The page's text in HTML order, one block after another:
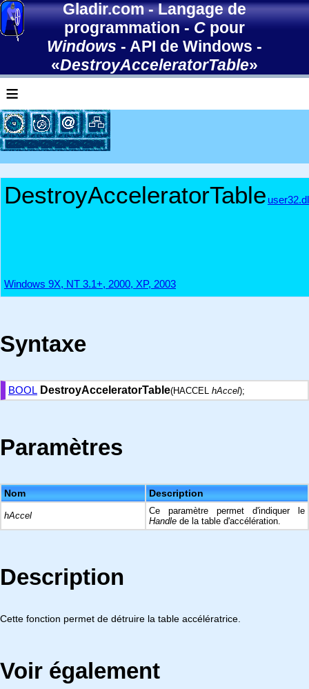
Gladir.com-Langage de
programmation-Cpour
Windows - API de Windows -
«DestroyAcceleratorTable»
≡
DestroyAcceleratorTable
Windows 9X, NT 3.1+, 2000, XP, 2003
Syntaxe
BOOL DestroyAcceleratorTable(HACCEL hAccel);
Paramètres
Nom Description
hAccel
Ce paramètre permet d'indiquer le
Handle de la table d'accélération.
Description
Cette fonction permet de détruire la table accélératrice.
Voir également